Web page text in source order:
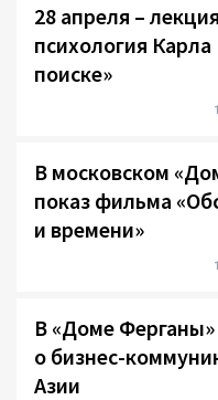
28 апреля –
психология
поиске»
В московском
показ фильма
и времени»
В «Доме
о бизнес-
Азии